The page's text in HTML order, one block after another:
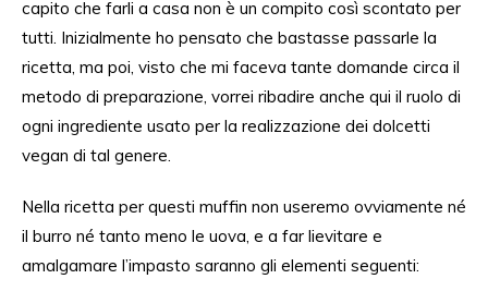
capito che farli a casa non è un compito così scontato per
tutti. Inizialmente ho pensato che bastasse passarle la
ricetta, ma poi, visto che mi faceva tante domande circa il
metodo di preparazione, vorrei ribadire anche qui il ruolo di
ogni ingrediente usato per la realizzazione dei dolcetti
vegan di tal genere.
Nella ricetta per questi muffin non useremo ovviamente né
il burro né tanto meno le uova, e a far lievitare e
amalgamare l’impasto saranno gli elementi seguenti: